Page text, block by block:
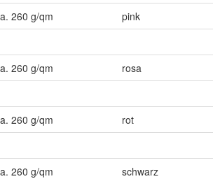
260 g/qm pink
260 g/qm rosa
260 g/qm rot
260 g/qm schwarz